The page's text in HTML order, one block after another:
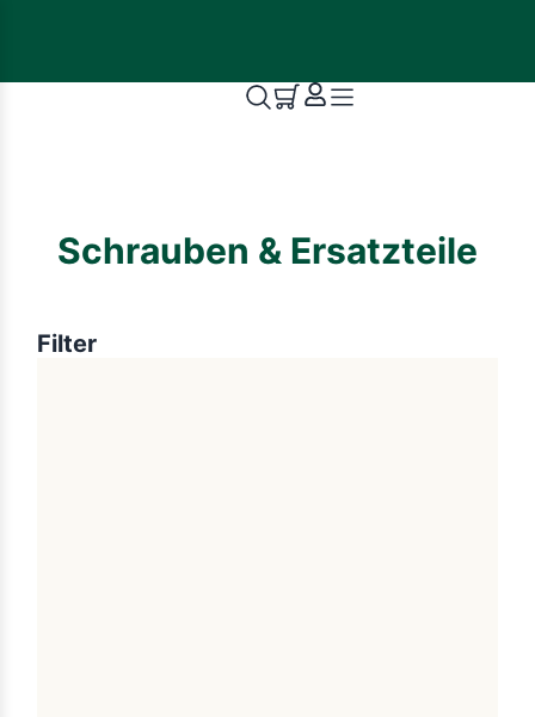
Schrauben & Ersatzteile
Filter